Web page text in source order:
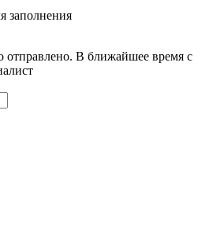
заполнения
В ближайшее время с